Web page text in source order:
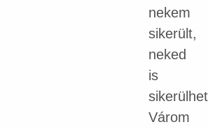
nekem
sikerült,
neked
is
Várom